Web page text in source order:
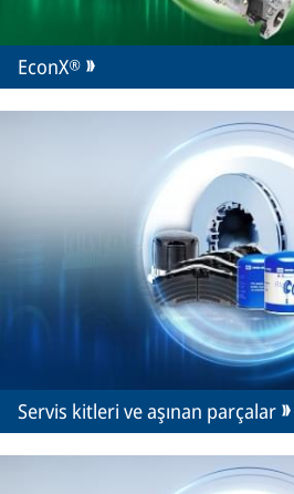
EconX®
Servis kitleri ve aşınan parçalar